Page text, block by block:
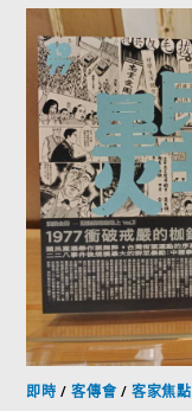
即時 /客傳會/客家焦點